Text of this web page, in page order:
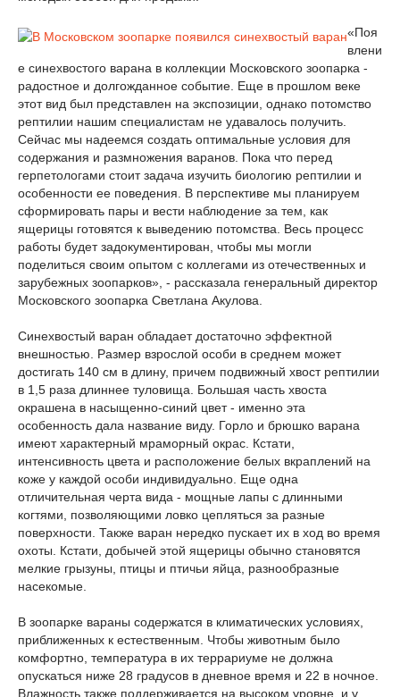
«Поя
влени
е синехвостого варана в коллекции Московского зоопарка -
радостное и долгожданное событие. Еще в прошлом веке
этот вид был представлен на экспозиции, однако потомство
рептилии нашим специалистам не удавалось получить.
Сейчас мы надеемся создать оптимальные условия для
содержания и размножения варанов. Пока что перед
герпетологами стоит задача изучить биологию рептилии и
особенности ее поведения. В перспективе мы планируем
сформировать пары и вести наблюдение за тем, как
ящерицы готовятся к выведению потомства. Весь процесс
работы будет задокументирован, чтобы мы могли
поделиться своим опытом с коллегами из отечественных и
зарубежных зоопарков», - рассказала генеральный директор
Московского зоопарка Светлана Акулова.
Синехвостый варан обладает достаточно эффектной
внешностью. Размер взрослой особи в среднем может
достигать 140 см в длину, причем подвижный хвост рептилии
в 1,5 раза длиннее туловища. Большая часть хвоста
окрашена в насыщенно-синий цвет - именно эта
особенность дала название виду. Горло и брюшко варана
имеют характерный мраморный окрас. Кстати,
интенсивность цвета и расположение белых вкраплений на
коже у каждой особи индивидуально. Еще одна
отличительная черта вида - мощные лапы с длинными
когтями, позволяющими ловко цепляться за разные
поверхности. Также варан нередко пускает их в ход во время
охоты. Кстати, добычей этой ящерицы обычно становятся
мелкие грызуны, птицы и птичьи яйца, разнообразные
насекомые.
В зоопарке вараны содержатся в климатических условиях,
приближенных к естественным. Чтобы животным было
комфортно, температура в их террариуме не должна
опускаться ниже 28 градусов в дневное время и 22 в ночное.
Влажность также поддерживается на высоком уровне, и у